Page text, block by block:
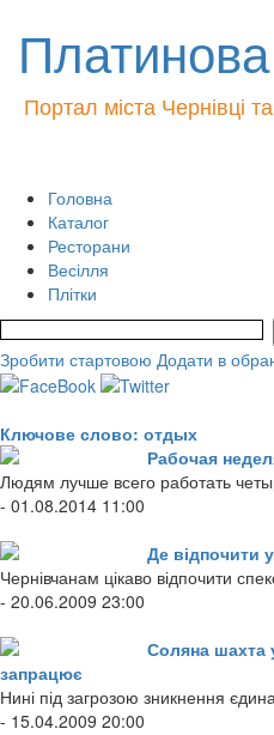
Портал міста Чернівці
Головна
Каталог
Ресторани
Весілля
Плітки
Зробити стартовою Додати в
Ключове слово: отдых
Рабочая
Людям лучше всего работать
- 01.08.2014 11:00
Де відпочити
Чернівчанам цікаво відпочити
- 20.06.2009 23:00
Соляна шахта
запрацює
Нині під загрозою зникнення
- 15.04.2009 20:00